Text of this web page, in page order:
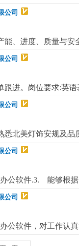
具有较强的工作
...
公司
、进度、质量与
档案管理；3. 上传
求:1.有工厂工作
定做。岗位待遇与福
公司
进。岗位要求:英
公司
悉北美灯饰安规及品
公司
公软件.3. 能够根
公司
公软件，对工作认